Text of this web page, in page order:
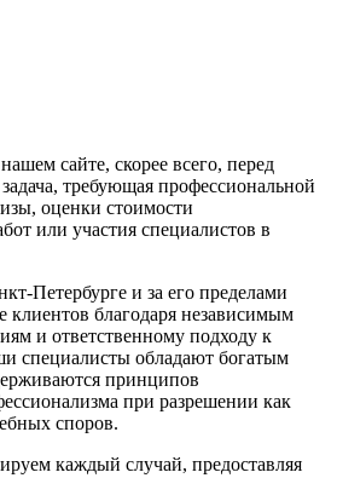
сайте, скорее всего, перед
требующая профессиональной
оценки стоимости
или участия специалистов в
Петербурге и за его пределами
клиентов благодаря независимым
и ответственному подходу к
специалисты обладают богатым
принципов
при разрешении как
споров.
каждый случай, предоставляя